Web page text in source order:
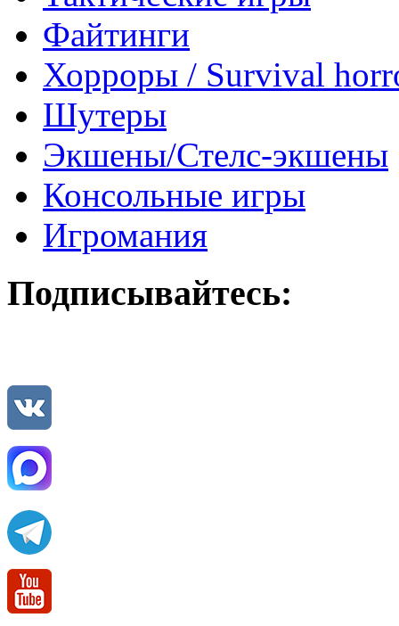
Файтинги
Хорроры / Survival
Шутеры
Экшены/Стелс-экшены
Консольные игры
Игромания
Подписывайтесь: